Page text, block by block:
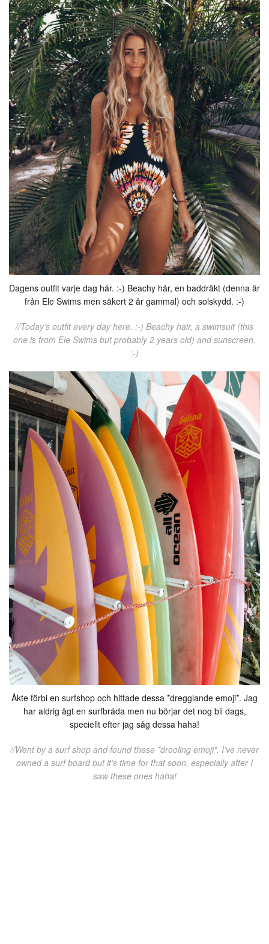
Dagens outfit varje dag här. :-) Beachy hår, en baddräkt (denna är
från Ele Swims men säkert 2 år gammal) och solskydd. :-)
//Today’s outfit every day here. :-) Beachy hair, a swimsuit (this
one is from Ele Swims but probably 2 years old) and sunscreen.
:-)
Åkte förbi en surfshop och hittade dessa *dregglande emoji*. Jag
har aldrig ägt en surfbräda men nu börjar det nog bli dags,
speciellt efter jag såg dessa haha!
//Went by a surf shop and found these *drooling emoji*. I’ve never
owned a surf board but it’s time for that soon, especially after I
saw these ones haha!